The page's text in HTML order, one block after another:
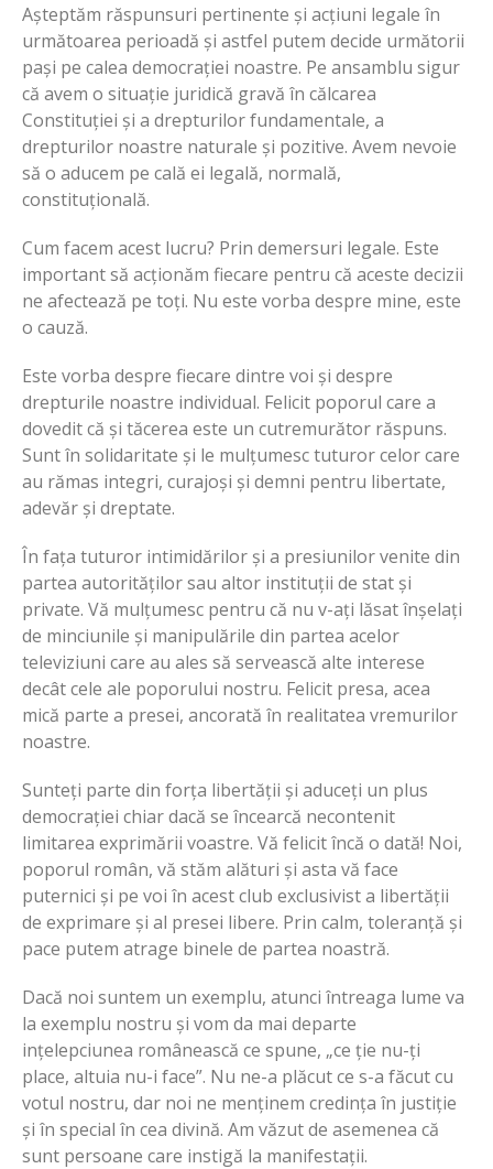
Așteptăm răspunsuri pertinente și acțiuni legale în
următoarea perioadă și astfel putem decide următorii
pași pe calea democrației noastre. Pe ansamblu sigur
că avem o situație juridică gravă în călcarea
Constituției și a drepturilor fundamentale, a
drepturilor noastre naturale și pozitive. Avem nevoie
să o aducem pe cală ei legală, normală,
constituțională.
Cum facem acest lucru? Prin demersuri legale. Este
important să acționăm fiecare pentru că aceste decizii
ne afectează pe toți. Nu este vorba despre mine, este
o cauză.
Este vorba despre fiecare dintre voi și despre
drepturile noastre individual. Felicit poporul care a
dovedit că și tăcerea este un cutremurător răspuns.
Sunt în solidaritate și le mulțumesc tuturor celor care
au rămas integri, curajoși și demni pentru libertate,
adevăr și dreptate.
În fața tuturor intimidărilor și a presiunilor venite din
partea autorităților sau altor instituții de stat și
private. Vă mulțumesc pentru că nu v-ați lăsat înșelați
de minciunile și manipulările din partea acelor
televiziuni care au ales să servească alte interese
decât cele ale poporului nostru. Felicit presa, acea
mică parte a presei, ancorată în realitatea vremurilor
noastre.
Sunteți parte din forța libertății și aduceți un plus
democrației chiar dacă se încearcă necontenit
limitarea exprimării voastre. Vă felicit încă o dată! Noi,
poporul român, vă stăm alături și asta vă face
puternici și pe voi în acest club exclusivist a libertății
de exprimare și al presei libere. Prin calm, toleranță și
pace putem atrage binele de partea noastră.
Dacă noi suntem un exemplu, atunci întreaga lume va
la exemplu nostru și vom da mai departe
ințelepciunea românească ce spune, „ce ție nu-ți
place, altuia nu-i face”. Nu ne-a plăcut ce s-a făcut cu
votul nostru, dar noi ne menținem credința în justiție
și în special în cea divină. Am văzut de asemenea că
sunt persoane care instigă la manifestații.